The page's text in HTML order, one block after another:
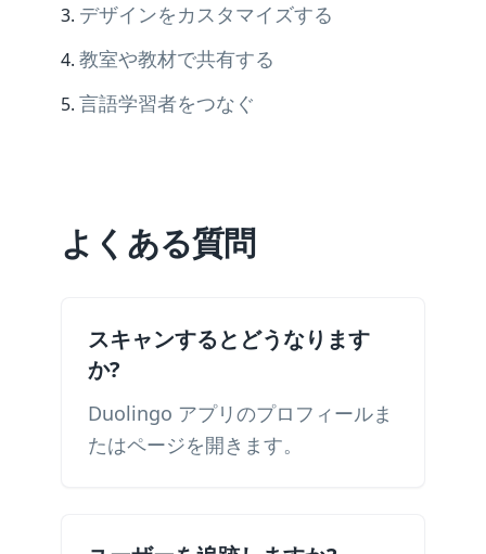
デザインをカスタマイズする
教室や教材で共有する
言語学習者をつなぐ
よくある質問
スキャンするとどうなります
か?
Duolingo アプリのプロフィールま
たはページを開きます。